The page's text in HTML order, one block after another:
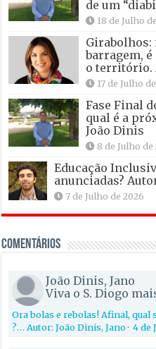
de um
18 de Julho
Girabolhos:
barragem,
o território.
17 de Julho
Fase Final
qual é a
João Dinis
8 de Julho de
Educação
anunciadas?
7 de Julho de 2026
Comentários
João Dinis, Jano
Viva o S. Diogo
Ora bolas e rebolas! Afinal, qual
?… Autor: João Dinis, Jano·4 de